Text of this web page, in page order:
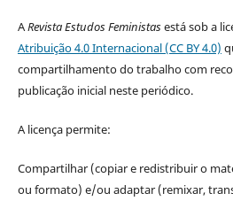
ARevista Estudos Feministasestá sob a
Atribuição 4.0 Internacional (CC BY 4.0)
compartilhamento do trabalho com
publicação inicial neste periódico.
A licença permite:
Compartilhar (copiar e redistribuir o
ou formato) e/ou adaptar (remixar,